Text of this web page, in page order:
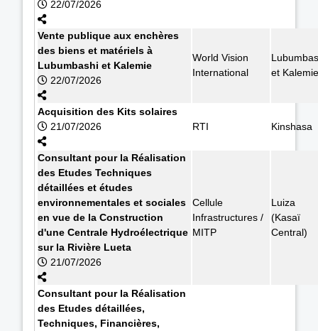
22/07/2026
Vente publique aux enchères
des biens et matériels à
Lubumbashi et Kalemie
22/07/2026
World Vision
International
et Kalemie
Acquisition des Kits solaires
21/07/2026
RTI Kinshasa
Consultant pour la Réalisation
des Etudes Techniques
détaillées et études
environnementales et sociales
en vue de la Construction
d'une Centrale Hydroélectrique
sur la Rivière Lueta
21/07/2026
Cellule
Infrastructures /
MITP
Luiza
(Kasaï
Central)
Consultant pour la Réalisation
des Etudes détaillées,
Techniques, Financières,